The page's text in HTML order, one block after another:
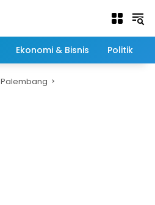
Ekonomi & Bisnis Politik
Palembang